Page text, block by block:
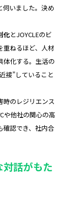
伺いました。決め
化とJOYCLEのビ
重ねるほど、人材
体化する。生活の
接”していること
時のレジリエンス
や他社の関心の高
確認でき、社内合
対話がもた